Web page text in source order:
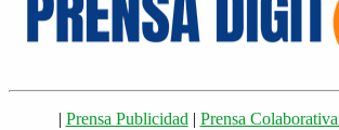
| Prensa Publicidad| Prensa Colaborativa